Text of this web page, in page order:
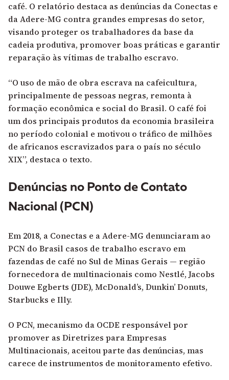
café. O relatório destaca as denúncias da Conectas e
da Adere-MG contra grandes empresas do setor,
visando proteger os trabalhadores da base da
cadeia produtiva, promover boas práticas e garantir
reparação às vítimas de trabalho escravo.
“O uso de mão de obra escrava na cafeicultura,
principalmente de pessoas negras, remonta à
formação econômica e social do Brasil. O café foi
um dos principais produtos da economia brasileira
no período colonial e motivou o tráfico de milhões
de africanos escravizados para o país no século
XIX”, destaca o texto.
Denúncias no Ponto de Contato
Nacional (PCN)
Em 2018, a Conectas e a Adere-MG denunciaram ao
PCN do Brasil casos de trabalho escravo em
fazendas de café no Sul de Minas Gerais — região
fornecedora de multinacionais como Nestlé, Jacobs
Douwe Egberts (JDE), McDonald’s, Dunkin’ Donuts,
Starbucks e Illy.
O PCN, mecanismo da OCDE responsável por
promover as Diretrizes para Empresas
Multinacionais, aceitou parte das denúncias, mas
carece de instrumentos de monitoramento efetivo.